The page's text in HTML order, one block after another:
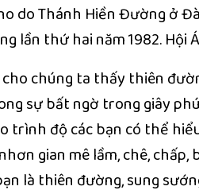
do Thánh Hiền Đường ở
lần thứ hai năm 1982.
chúng ta thấy thiên
sự bất ngờ trong giây
trình độ các bạn có thể
gian mê lầm, chê,
là thiên đường, sung